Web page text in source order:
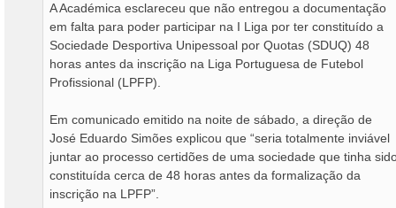
A Académica esclareceu que não entregou a documentação
em falta para poder participar na I Liga por ter constituído a
Sociedade Desportiva Unipessoal por Quotas (SDUQ) 48
horas antes da inscrição na Liga Portuguesa de Futebol
Profissional (LPFP).
Em comunicado emitido na noite de sábado, a direção de
José Eduardo Simões explicou que “seria totalmente inviável
juntar ao processo certidões de uma sociedade que tinha
constituída cerca de 48 horas antes da formalização da
inscrição na LPFP”.